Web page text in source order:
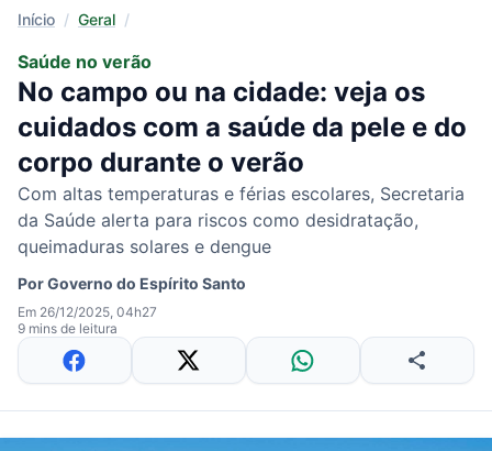
Início / Geral /
Saúde no verão
No campo ou na cidade: veja os
cuidados com a saúde da pele e do
corpo durante o verão
Com altas temperaturas e férias escolares, Secretaria
da Saúde alerta para riscos como desidratação,
queimaduras solares e dengue
PorGoverno do Espírito Santo
Em 26/12/2025, 04h27
9 mins de leitura